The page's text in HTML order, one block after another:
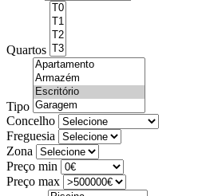
Quartos
Tipo
Concelho
Freguesia
Zona
Preço min
Preço max